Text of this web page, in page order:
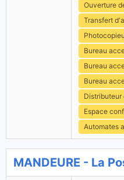
Ouverture
Transfert
Bureau
Bureau
Bureau
Espace
Automates
MANDEURE - La